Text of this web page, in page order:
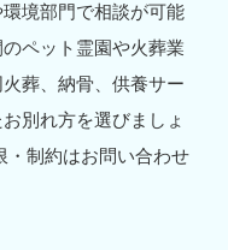
境部門で相談が可能
ペット霊園や火葬業
葬、納骨、供養サー
別れ方を選びましょ
制約はお問い合わせ